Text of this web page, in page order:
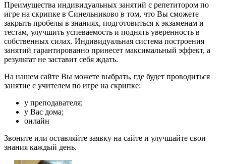
Преимущества индивидуальных занятий с репетитором по
игре на скрипке в Синельниково в том, что Вы сможете
закрыть пробелы в знаниях, подготовиться к экзаменам и
тестам, улучшить успеваемость и поднять уверенность в
собственных силах. Индивидуальная система построения
занятий гарантированно принесет максимальный эффект, а
результат не заставит себя ждать.
На нашем сайте Вы можете выбрать, где будет проводиться
занятие с учителем по игре на скрипке:
у преподавателя;
у Вас дома;
онлайн
Звоните или оставляйте заявку на сайте и улучшайте свои
знания каждый день.